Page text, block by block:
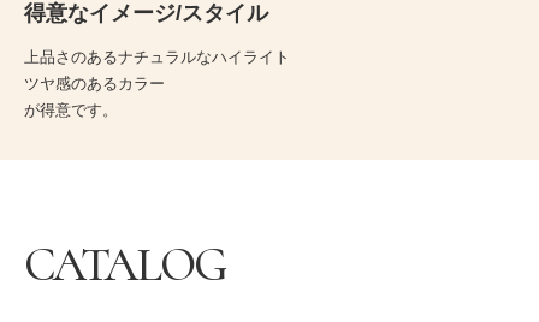
得意なイメージ/スタイル
上品さのあるナチュラルなハイライト
ツヤ感のあるカラー
が得意です。
CATALOG